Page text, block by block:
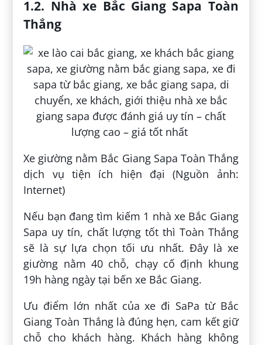
1.2. Nhà xe Bắc Giang Sapa Toàn
Thắng
Xe giường nằm Bắc Giang Sapa Toàn Thắng
dịch vụ tiện ích hiện đại (Nguồn ảnh:
Internet)
Nếu bạn đang tìm kiếm 1 nhà xe Bắc Giang
Sapa uy tín, chất lượng tốt thì Toàn Thắng
sẽ là sự lựa chọn tối ưu nhất. Đây là xe
giường nằm 40 chỗ, chạy cố định khung
19h hàng ngày tại bến xe Bắc Giang.
Ưu điểm lớn nhất của xe đi SaPa từ Bắc
Giang Toàn Thắng là đúng hẹn, cam kết giữ
chỗ cho khách hàng. Khách hàng không